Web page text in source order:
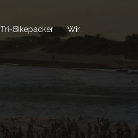
Tri-Bikepacker Wir